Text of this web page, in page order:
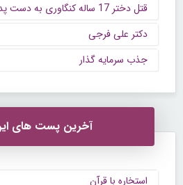
قتل دختر 17 ساله کنگاوری به دست پدرش
دکتر علی فرجی
جذب سرمایه گذار
آخرین پست های
استخاره با قرآن